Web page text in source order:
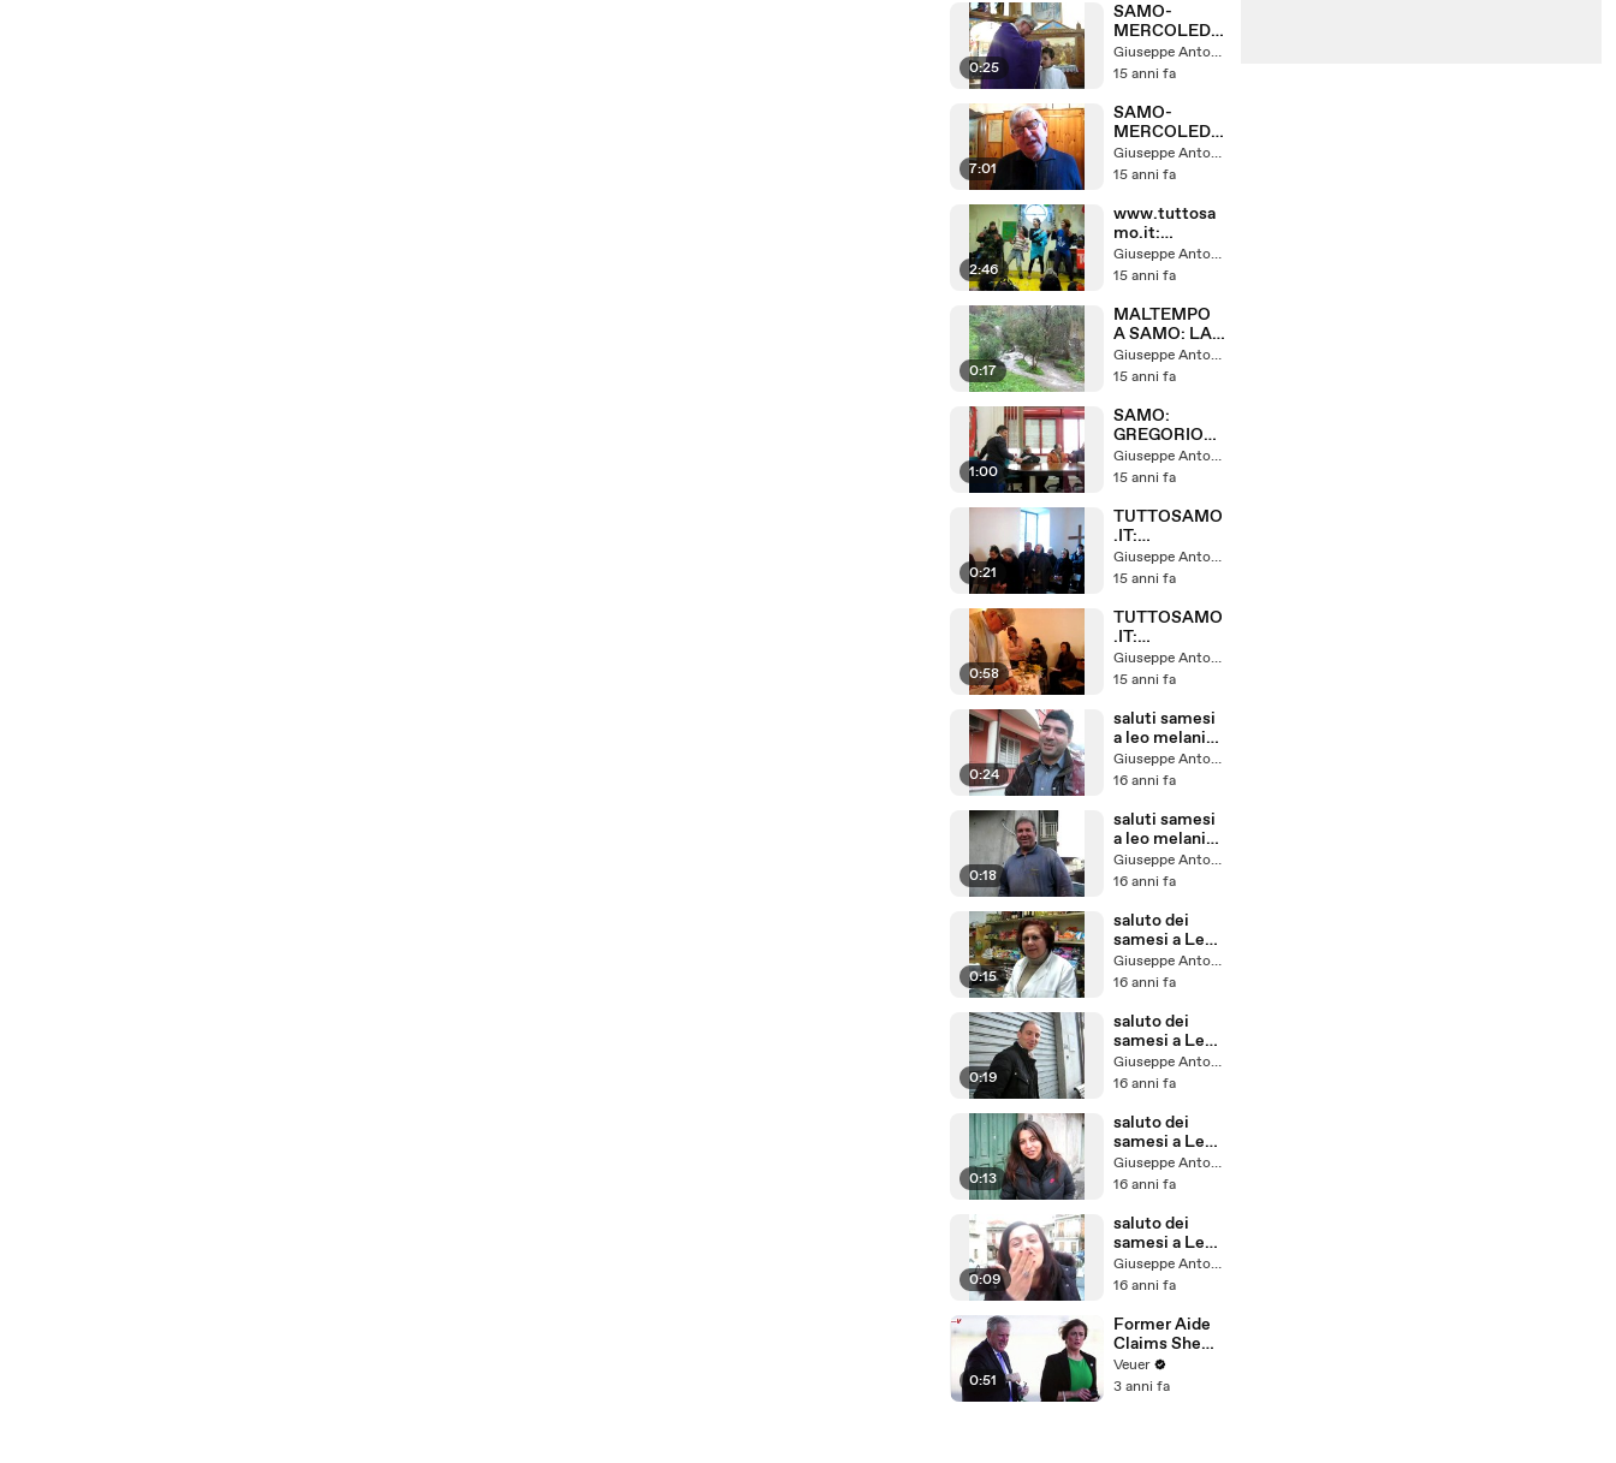
0:25
SAMO-
MERCOLEDI
DELLE
CENERI PT 1
Giuseppe Antonelli
15 anni fa
7:01
SAMO-
MERCOLEDI
DELLE
CENERI:
SAMO.IT
Giuseppe Antonelli
15 anni fa
2:46
www.tuttosa
mo.it:
Carnevale a
Samo Rc
Giuseppe Antonelli
15 anni fa
0:17
MALTEMPO
A SAMO: LA
SORGENTE
DI IRNA
Giuseppe Antonelli
15 anni fa
1:00
SAMO:
GREGORIO
BRUZZANITI
ABBANDONA
CONSIGLIO
Giuseppe Antonelli
15 anni fa
0:21
TUTTOSAMO
.IT:
COMM.DEFU
NTI PRIMO
MESE 2
Giuseppe Antonelli
15 anni fa
0:58
TUTTOSAMO
.IT:
COMM.DEFU
NTI PRIMO
MESE
Giuseppe Antonelli
15 anni fa
0:24
saluti samesi
a leo melania
in australia (
enzo)
Giuseppe Antonelli
16 anni fa
0:18
saluti samesi
a leo melania
in australia
Giuseppe Antonelli
16 anni fa
0:15
saluto dei
samesi a Leo
e Melania ( in
Australia) p19
Giuseppe Antonelli
16 anni fa
0:19
saluto dei
samesi a Leo
e Melania ( in
Australia) p21
Giuseppe Antonelli
16 anni fa
0:13
saluto dei
samesi a Leo
e Melania ( in
Australia) p17
Giuseppe Antonelli
16 anni fa
0:09
saluto dei
samesi a Leo
e Melania ( in
Australia) p15
Giuseppe Antonelli
16 anni fa
0:51
Former Aide
Claims She
Was Asked to
Make a ‘Hit
Veuer
3 anni fa